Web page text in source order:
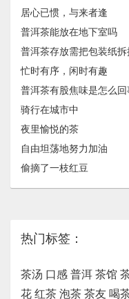
居心已惯，与来者逢
普洱茶能放在地下室吗
普洱茶存放需把包装纸拆
忙时有序，闲时有趣
普洱茶有股焦味是怎么回
骑行在城市中
夜里愉悦的茶
自由坦荡地努力加油
偷摘了一枝红豆
热门标签：
茶汤 口感 普洱 茶馆
花 红茶 泡茶 茶友 喝